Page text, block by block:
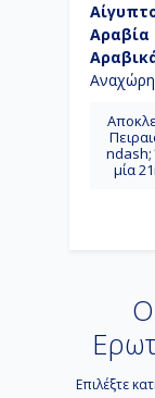
Αραβία
ndash;
μία
που
Μία
Οι
Επιλέξτε